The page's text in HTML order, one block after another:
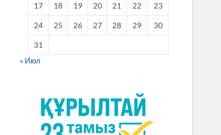
17 18 19 20 21 22 23
24 25 26 27 28 29 30
31
« Июл